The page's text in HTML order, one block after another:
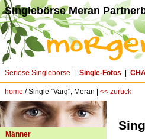
Singlebörse Meran
Seriöse Singlebörse Single-Fotos
home / Single "Varg", Meran | << zurück
Männer